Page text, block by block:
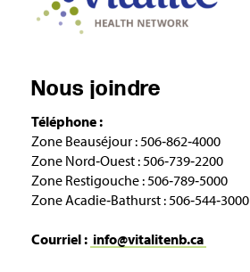
Nous joindre
Téléphone :
Zone Beauséjour : 506‑862‑4000
Zone Nord‑Ouest : 506‑739‑2200
Zone Restigouche : 506‑789‑5000
Zone Acadie‑Bathurst : 506‑544‑3000
Courriel : info@vitalitenb.ca